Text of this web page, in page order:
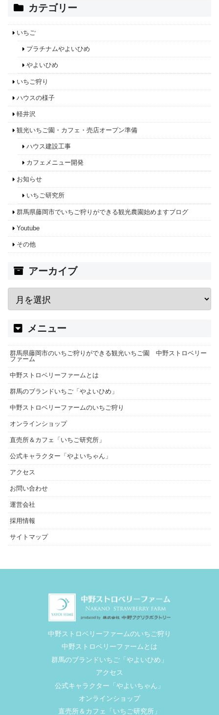
カテゴリー
いちご
プラチナムやよいひめ
やよいひめ
いちご狩り
ハウスの様子
軽井沢
観光いちご園・カフェ・売店オープン準備
ハウス建設工事
カフェメニュー開発
お知らせ
いちご研究所
群馬県藤岡市でいちご狩りができる観光農園始めますブログ
Youtube
その他
アーカイブ
メニュー
群馬県藤岡市のいちご狩りができる観光いちご園 中野ストロベリー
ファーム
中野ストロベリーファームとは
群馬のブランドいちご「やよいひめ」
中野ストロベリーファームのいちご狩り
オンラインショップ
直売所＆カフェ「いちご研究所」
公式キャラクター「やよいちゃん」
アクセス
お問い合わせ
運営会社
採用情報
サイトマップ
中野ストロベリーファームのいちご狩り
中野ストロベリーファームとは
群馬のブランドいちご「やよいひめ」
アクセス
公式キャラクター「やよいちゃん」
オンラインショップ
直売所＆カフェ「いちご研究所」